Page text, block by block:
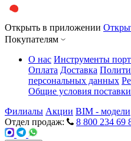
Открыть в приложении
Покупателям
О нас Инструменты
Оплата Доставка
персональных данных
Общие условия поставки
Филиалы Акции BIM - модели
Отдел продаж:
8 800 234 69